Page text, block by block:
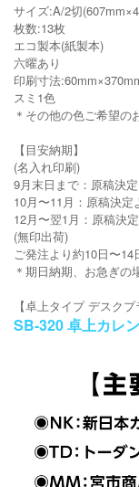
サイズ:A/2切
枚数:13枚
エコ製本(紙製本)
六曜あり
印刷寸法
スミ1色
＊その他の色ご希望の
【目安納期】
(名入れ印刷)
9月末日まで：原稿決
10月〜11月：原稿決
12月〜翌1月：原稿決
(無印出荷)
ご発注より約10日〜
＊期日納期、お急ぎの
【卓上タイプ デスク
SB-320 卓上カレ